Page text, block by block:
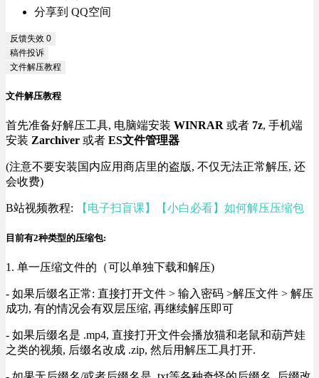
分享到 QQ空间
反馈失效 0
稿件投诉
文件解压教程
文件解压教程
首先准备好解压工具, 电脑端安装 WINRAR 或者 7z, 手机端
安装 Zarchiver 或者 ES文件管理器
(注意不要安装国内应用商店里的盗版, 不仅无法正常解压, 还
会收费)
B站视频教程: 【电子扫盲课】【小白必看】如何解压压缩包
目前有2种类型的压缩包:
1. 单一压缩文件的（可以单独下载和解压)
- 如果后缀名正常: 直接打开文件 > 输入密码 >解压文件 > 解压
成功, 有的情况会有双层压缩, 再继续解压即可
- 如果后缀名是 .mp4, 直接打开文件会播放猫和老鼠和葫芦娃
之类的视频, 后缀名改成 .zip, 然后用解压工具打开.